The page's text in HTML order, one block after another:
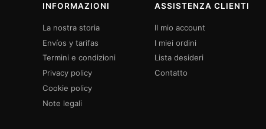
INFORMAZIONI
La nostra storia
Envíos y tarifas
Termini e condizioni
Privacy policy
Cookie policy
Note legali
ASSISTENZA CLIENTI
Il mio account
I miei ordini
Lista desideri
Contatto